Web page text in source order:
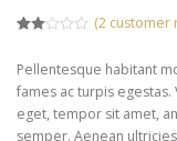
out
of 5
based
on
customer
ratings
(2 customer
Pellentesque habitant
fames ac turpis
eget, tempor sit amet,
semper. Aenean